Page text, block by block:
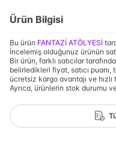
Ürün Bilgisi
Bu ürün FANTAZİ ATÖLYESİ
İncelemiş olduğunuz ürünün
Bir ürün, farklı satıcılar
belirledikleri fiyat, satıcı
ücretsiz kargo avantajı ve hızlı
Ayrıca, ürünlerin stok durumu